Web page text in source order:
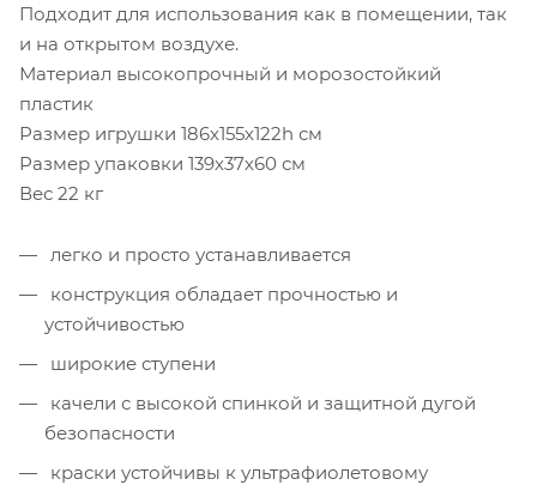
Подходит для использования как в помещении, так
и на открытом воздухе.
Материал высокопрочный и морозостойкий
пластик
Размер игрушки 186х155х122h см
Размер упаковки 139х37х60 см
Вес 22 кг
легко и просто устанавливается
конструкция обладает прочностью и
устойчивостью
широкие ступени
качели с высокой спинкой и защитной дугой
безопасности
краски устойчивы к ультрафиолетовому